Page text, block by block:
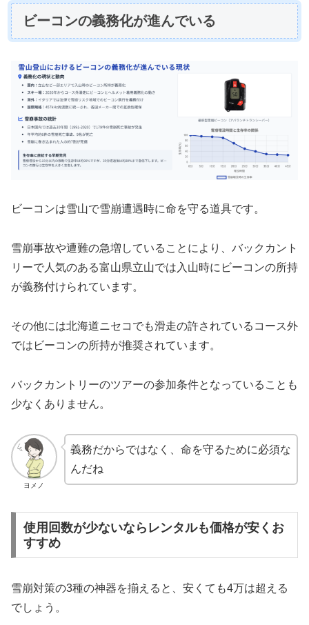
ビーコンの義務化が進んでいる
ビーコンは雪山で雪崩遭遇時に命を守る道具です。
雪崩事故や遭難の急増していることにより、バックカント
リーで人気のある富山県立山では入山時にビーコンの所持
が義務付けられています。
その他には北海道ニセコでも滑走の許されているコース外
ではビーコンの所持が推奨されています。
バックカントリーのツアーの参加条件となっていることも
少なくありません。
ヨメノ
義務だからではなく、命を守るために必須な
んだね
使用回数が少ないならレンタルも価格が安くお
すすめ
雪崩対策の3種の神器を揃えると、安くても4万は超える
でしょう。